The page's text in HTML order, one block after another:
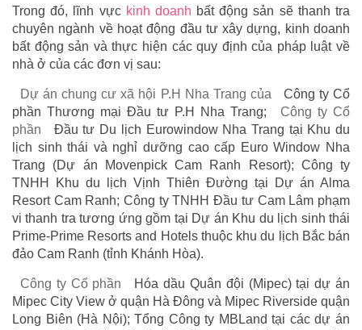
Trong đó, lĩnh vực kinh doanh bất động sản sẽ thanh tra
chuyên ngành về hoạt động đầu tư xây dựng, kinh doanh
bất động sản và thực hiện các quy định của pháp luật về
nhà ở của các đơn vị sau:
Dự án chung cư xã hội P.H Nha Trang của
Công ty Cổ
phần Thương mại Đầu tư P.H Nha Trang;
Công ty Cổ
phần
Đầu tư Du lịch Eurowindow Nha Trang tại Khu du
lịch sinh thái và nghỉ dưỡng cao cấp Euro Window Nha
Trang (Dự án Movenpick Cam Ranh Resort); Công ty
TNHH Khu du lịch Vịnh Thiên Đường tại Dự án Alma
Resort Cam Ranh; Công ty TNHH Đầu tư Cam Lâm phạm
vi thanh tra tương ứng gồm tại Dự án Khu du lịch sinh thái
Prime-Prime Resorts and Hotels thuộc khu du lịch Bắc bán
đảo Cam Ranh (tỉnh Khánh Hòa).
Công ty Cổ phần
Hóa dầu Quân đội (Mipec) tại dự án
Mipec City View ở quận Hà Đông và Mipec Riverside quận
Long Biên (Hà Nội); Tổng Công ty MBLand tại các dự án